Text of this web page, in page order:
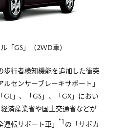
「GS」（2WD車）
歩行者検知機能を追加した衝突
センサーブレーキサポート」
」、「GS」、「GX」におい
済産業省や国土交通省などが
転サポート車」 *1 の「サポカ